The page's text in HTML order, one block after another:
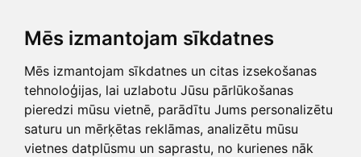
Mēs izmantojam sīkdatnes
Mēs izmantojam sīkdatnes un citas izsekošanas
tehnoloģijas, lai uzlabotu Jūsu pārlūkošanas
pieredzi mūsu vietnē, parādītu Jums personalizētu
saturu un mērķētas reklāmas, analizētu mūsu
vietnes datplūsmu un saprastu, no kurienes nāk